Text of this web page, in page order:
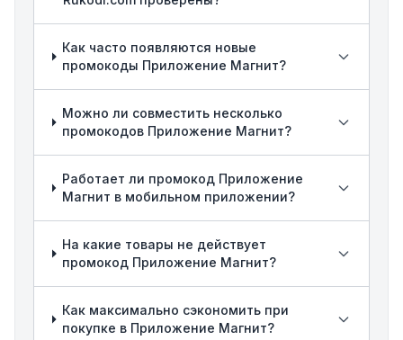
Как часто появляются новые
промокоды Приложение Магнит?
Можно ли совместить несколько
промокодов Приложение Магнит?
Работает ли промокод Приложение
Магнит в мобильном приложении?
На какие товары не действует
промокод Приложение Магнит?
Как максимально сэкономить при
покупке в Приложение Магнит?